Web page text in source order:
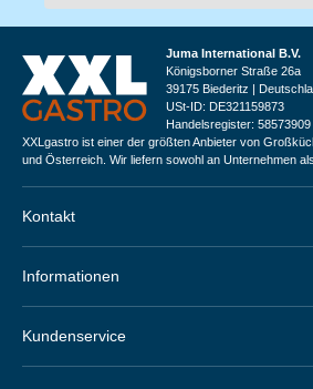
Juma International B.V.
Königsborner Straße 26a
39175 Biederitz |
USt-ID: DE321159873
Handelsregister: 58573909
XXLgastro ist einer der größten Anbieter von
und Österreich. Wir liefern sowohl an Unternehmen
Kontakt
Informationen
Kundenservice